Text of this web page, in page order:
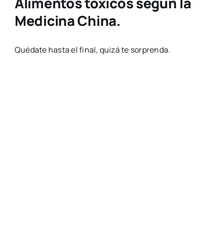
Medicina China.
Quédate hasta el final, quizá te sorprenda.